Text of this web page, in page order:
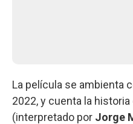
La película se ambienta
2022, y cuenta la
(interpretado por Jorge